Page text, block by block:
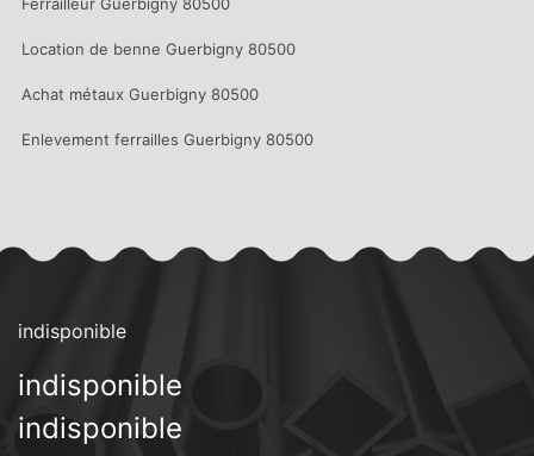
Location de benne Guerbigny 80500
Achat métaux Guerbigny 80500
Enlevement ferrailles Guerbigny 80500
indisponible
indisponible
indisponible